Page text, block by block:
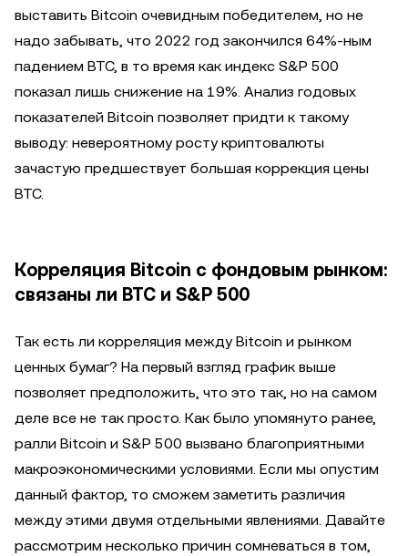
выставить Bitcoin очевидным победителем, но не
надо забывать, что 2022 год закончился 64%-ным
падением BTC, в то время как индекс S&P 500
показал лишь снижение на 19%. Анализ годовых
показателей Bitcoin позволяет придти к такому
выводу: невероятному росту криптовалюты
зачастую предшествует большая коррекция цены
BTC.
Корреляция Bitcoin с фондовым рынком:
связаны ли BTC и S&P 500
Так есть ли корреляция между Bitcoin и рынком
ценных бумаг? На первый взгляд график выше
позволяет предположить, что это так, но на самом
деле все не так просто. Как было упомянуто ранее,
ралли Bitcoin и S&P 500 вызвано благоприятными
макроэкономическими условиями. Если мы опустим
данный фактор, то сможем заметить различия
между этими двумя отдельными явлениями. Давайте
рассмотрим несколько причин сомневаться в том,